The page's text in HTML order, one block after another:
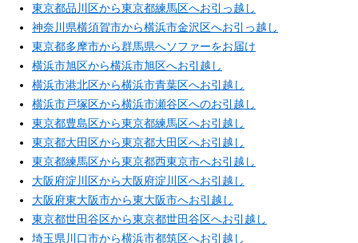
東京都品川区から東京都練馬区へお引っ越し
神奈川県横須賀市から横浜市金沢区へお引っ越し
東京都多摩市から群馬県へソファーをお届け
横浜市旭区から横浜市旭区へお引越し
横浜市港北区から横浜市青葉区へお引越し
横浜市戸塚区から横浜市瀬谷区へのお引越し
東京都豊島区から東京都練馬区へお引越し
東京都大田区から東京都大田区へお引越し
東京都練馬区から東京都西東京市へお引越し
大阪府淀川区から大阪府淀川区へお引越し
大阪府東大阪市から東大阪市へお引越し
東京都世田谷区から東京都世田谷区へお引越し
埼玉県川口市から横浜市都筑区へお引越し